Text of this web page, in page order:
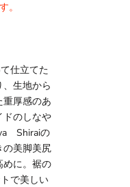
。
仕立てた
生地から
厚感のあ
ドのしなや
Shiraiの
の美脚美尻
めに。裾の
で美しい